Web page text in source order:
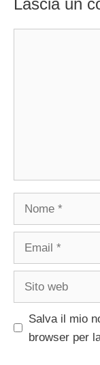
Salva il mio
browser per